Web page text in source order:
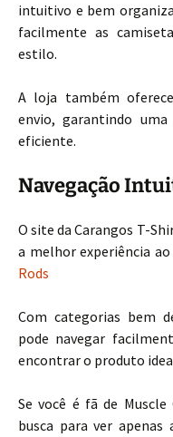
intuitivo e bem
facilmente as
estilo.
A loja também
envio, garantindo
eficiente.
Navegação
O site da Carangos T-
a melhor experiência
Rods
Com categorias bem
pode navegar
encontrar o produto
Se você é fã de
busca para ver apenas